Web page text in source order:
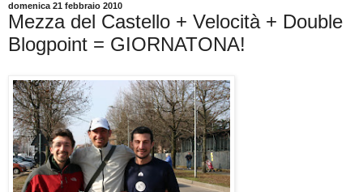
domenica 21 febbraio 2010
Mezza del Castello + Velocità + Double
Blogpoint = GIORNATONA!